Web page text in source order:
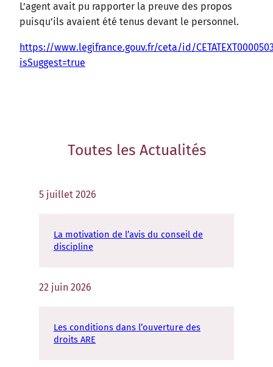
L’agent avait pu rapporter la preuve des propos
puisqu’ils avaient été tenus devant le personnel.
https://www.legifrance.gouv.fr/ceta/id/
isSuggest=true
Toutes les Actualités
5 juillet 2026
La motivation de l’avis du conseil de
discipline
22 juin 2026
Les conditions dans l’ouverture des
droits ARE